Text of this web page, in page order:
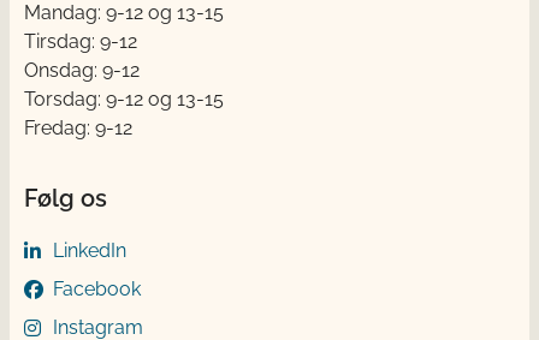
Mandag: 9-12 og 13-15
Tirsdag: 9-12
Onsdag: 9-12
Torsdag: 9-12 og 13-15
Fredag: 9-12
Følg os
LinkedIn
Facebook
Instagram